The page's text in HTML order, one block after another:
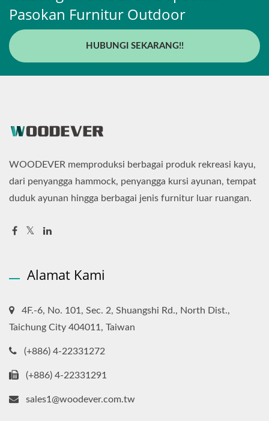
Pasokan Furnitur Outdoor
HUBUNGI SEKARANG!!
WOODEVER memproduksi berbagai produk rekreasi kayu,
dari penyangga hammock, penyangga kursi ayunan, tempat
duduk ayunan hingga berbagai jenis furnitur luar ruangan.
Alamat Kami
4F.-6, No. 101, Sec. 2, Shuangshi Rd., North Dist.,
Taichung City 404011, Taiwan
(+886) 4-22331272
(+886) 4-22331291
sales1@woodever.com.tw